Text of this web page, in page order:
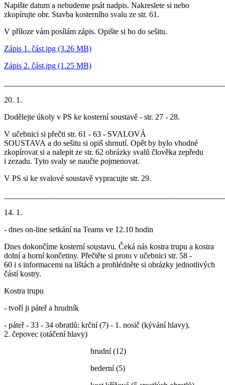
Napište datum a nebudeme psát nadpis. Nakreslete si nebo
zkopírujte obr. Stavba kosterního svalu ze str. 61.
V příloze vám posílám zápis. Opište si ho do sešitu.
Zápis 1. část.jpg (3.26 MB)
Zápis 2. část.jpg (1.25 MB)
20. 1.
Dodělejte úkoly v PS ke kosterní soustavě - str. 27 - 28.
V učebnici si přečti str. 61 - 63 - SVALOVÁ
SOUSTAVA a do sešitu si opiš shrnutí. Opět by bylo vhodné
zkopírovat si a nalepit ze str. 62 obrázky svalů člověka zepředu
i zezadu. Tyto svaly se naučte pojmenovat.
V PS si ke svalové soustavě vypracujte str. 29.
14. 1.
- dnes on-line setkání na Teams ve 12.10 hodin
Dnes dokončíme kosterní soustavu. Čeká nás kostra trupu a kostra
dolní a horní končetiny. Přečtěte si proto v učebnici str. 58 -
60 i s informacemi na lištách a prohlédněte si obrázky jednotlivých
částí kostry.
Kostra trupu
- tvoří ji páteř a hrudník
- páteř - 33 - 34 obratlů: krční (7) - 1. nosič (kývání hlavy),
2. čepovec (otáčení hlavy)
hrudní (12)
bederní (5)